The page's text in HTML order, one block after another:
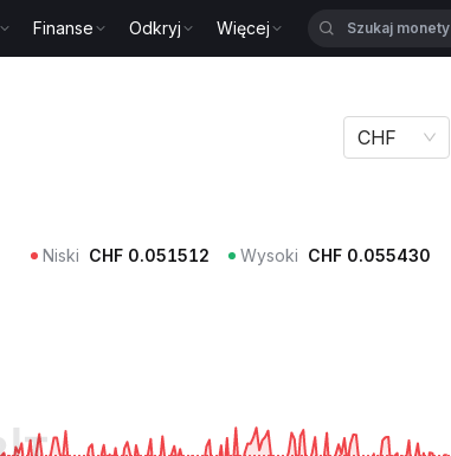
Finanse Odkryj Więcej
CHF
Niski CHF 0.051512 Wysoki CHF 0.055430